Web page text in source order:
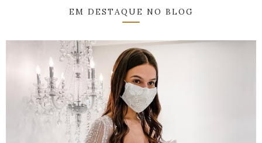
EM DESTAQUE NO BLOG